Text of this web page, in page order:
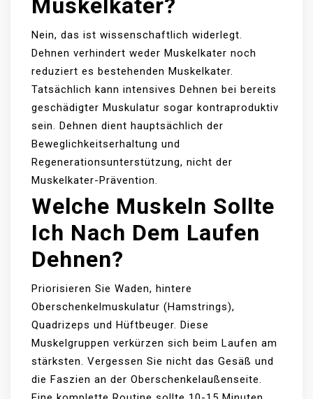
Muskelkater?
Nein, das ist wissenschaftlich widerlegt.
Dehnen verhindert weder Muskelkater noch
reduziert es bestehenden Muskelkater.
Tatsächlich kann intensives Dehnen bei bereits
geschädigter Muskulatur sogar kontraproduktiv
sein. Dehnen dient hauptsächlich der
Beweglichkeitserhaltung und
Regenerationsunterstützung, nicht der
Muskelkater-Prävention.
Welche Muskeln Sollte
Ich Nach Dem Laufen
Dehnen?
Priorisieren Sie Waden, hintere
Oberschenkelmuskulatur (Hamstrings),
Quadrizeps und Hüftbeuger. Diese
Muskelgruppen verkürzen sich beim Laufen am
stärksten. Vergessen Sie nicht das Gesäß und
die Faszien an der Oberschenkelaußenseite.